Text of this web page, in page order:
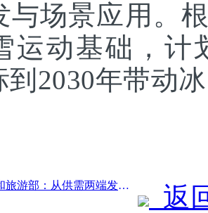
与场景应用。
运动基础，计
到2030年带动
前一篇：文化和旅游部：从供需两端发力，引导文旅消费活动出行
返